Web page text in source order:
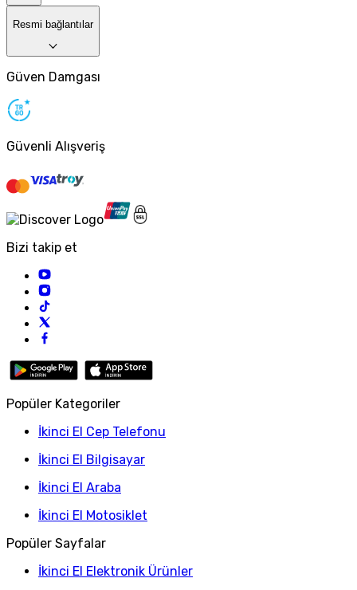
Resmi bağlantılar
Güven Damgası
Güvenli Alışveriş
Bizi takip et
Popüler Kategoriler
İkinci El Cep Telefonu
İkinci El Bilgisayar
İkinci El Araba
İkinci El Motosiklet
Popüler Sayfalar
İkinci El Elektronik Ürünler